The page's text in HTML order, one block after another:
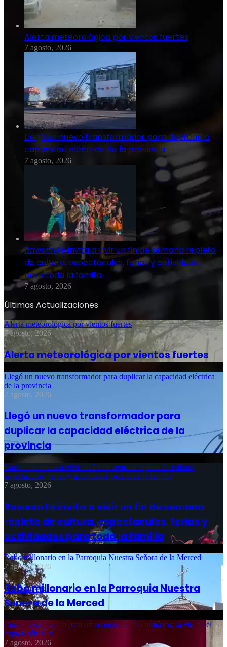
Alerta meteorológica por vientos fuertes
7 agosto, 2026
Llegó un nuevo transformador para duplicar la
capacidad eléctrica de la provincia
7 agosto, 2026
Rawson te invita a vivir un fin de semana repleto
de cultura, espectáculos, ferias y actividades
para toda la familia
7 agosto, 2026
Últimas Actualizaciones
Alerta meteorológica por vientos fuertes
7 agosto, 2026
Alerta meteorológica por vientos fuertes
Llegó un nuevo transformador para duplicar la capacidad eléctrica
de la provincia
7 agosto, 2026
Llegó un nuevo transformador para
duplicar la capacidad eléctrica de la
provincia
Rawson te invita a vivir un fin de semana repleto de cultura,
espectáculos, ferias y actividades para toda la familia
7 agosto, 2026
Rawson te invita a vivir un fin de semana
repleto de cultura, espectáculos, ferias y
actividades para toda la familia
Robo millonario en la Parroquia Nuestra Señora de la Merced
7 agosto, 2026
Robo millonario en la Parroquia Nuestra
Señora de la Merced
Córdoba se prepara para un acontecimiento histórico: la visita del
papa León XIV
7 agosto, 2026